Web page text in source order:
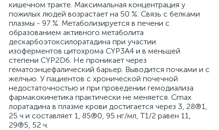
кишечном тракте. Максимальная концентрация у
пожилых людей возрастает на 50 %. Связь с белками
плазмы - 97 %. Метаболизируется в печени с
образованием активного метаболита
дескарбоэтоксилоратадина при участии
изоферментов цитохрома CYP3A4 и в меньшей
степени CYP2D6. Не проникает через
гематоэнцефалический барьер. Выводится почками и с
желчью. У пациентов с хронической почечной
недостаточностью и при проведении гемодиализа
фармакокинетика практически не меняется. Cmax
лоратадина в плазме крови достигается через 3, 28®1,
25 ч и составляет 1, 85®0, 95 нг/мл, T1/2 равен 11,
29®5, 52 ч.